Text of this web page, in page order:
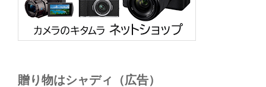
贈り物はシャディ（広告）